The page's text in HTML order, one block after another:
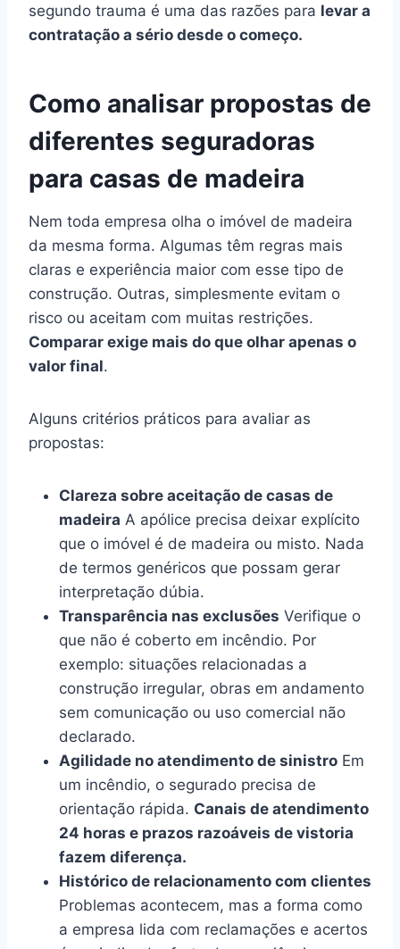
segundo trauma é uma das razões para levar a
contratação a sério desde o começo.
Como analisar propostas de
diferentes seguradoras
para casas de madeira
Nem toda empresa olha o imóvel de madeira
da mesma forma. Algumas têm regras mais
claras e experiência maior com esse tipo de
construção. Outras, simplesmente evitam o
risco ou aceitam com muitas restrições.
Comparar exige mais do que olhar apenas o
valor final.
Alguns critérios práticos para avaliar as
propostas:
Clareza sobre aceitação de casas de
madeira A apólice precisa deixar explícito
que o imóvel é de madeira ou misto. Nada
de termos genéricos que possam gerar
interpretação dúbia.
Transparência nas exclusões Verifique o
que não é coberto em incêndio. Por
exemplo: situações relacionadas a
construção irregular, obras em andamento
sem comunicação ou uso comercial não
declarado.
Agilidade no atendimento de sinistro Em
um incêndio, o segurado precisa de
orientação rápida. Canais de atendimento
24 horas e prazos razoáveis de vistoria
fazem diferença.
Histórico de relacionamento com clientes
Problemas acontecem, mas a forma como
a empresa lida com reclamações e acertos